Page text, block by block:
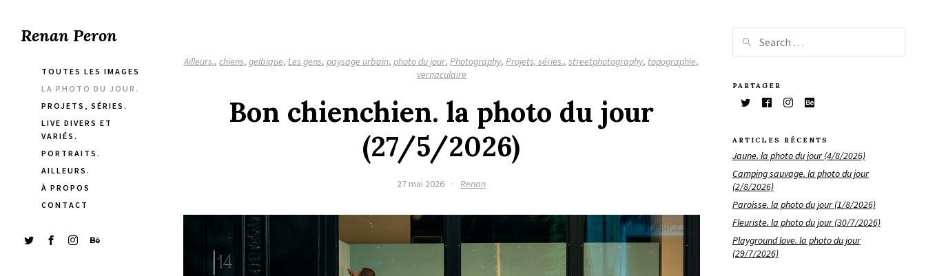
Renan Peron
TOUTES LES IMAGES
LA PHOTO DU JOUR.
PROJETS, SÉRIES.
LIVE DIVERS ET
VARIÉS.
PORTRAITS.
AILLEURS.
À PROPOS
CONTACT
Ailleurs.,chiens,gelbique,Les gens,paysage urbain,photo du jour,Photography,Projets, séries.,streetphotography, topographie,
vernaculaire
Bon chienchien. la photo du jour
(27/5/2026)
27 mai 2026 · Renan
PARTAGER
ARTICLES RÉCENTS
Jaune. la photo du jour (4/8/2026)
Camping sauvage. la photo du jour
(2/8/2026)
Paroisse. la photo du jour (1/8/2026)
Fleuriste. la photo du jour (30/7/2026)
Playground love. la photo du jour
(29/7/2026)